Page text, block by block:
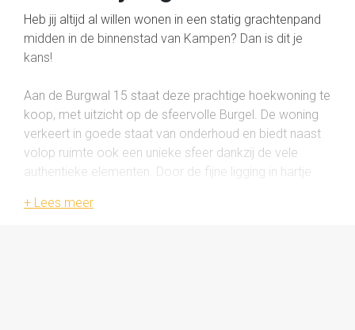
Heb jij altijd al willen wonen in een statig grachtenpand
midden in de binnenstad van Kampen? Dan is dit je
kans!
Aan de Burgwal 15 staat deze prachtige hoekwoning te
koop, met uitzicht op de sfeervolle Burgel. De woning
verkeert in goede staat van onderhoud en biedt naast
volop ruimte ook een unieke sfeer dankzij de vele
authentieke elementen. Door de fijne ligging in hartje
het stadspark zich op loopafstand.